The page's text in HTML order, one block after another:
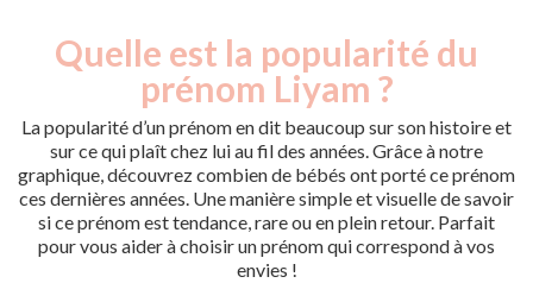
Quelle est la popularité du
prénom Liyam ?
La popularité d’un prénom en dit beaucoup sur son histoire et
sur ce qui plaît chez lui au fil des années. Grâce à notre
graphique, découvrez combien de bébés ont porté ce prénom
ces dernières années. Une manière simple et visuelle de savoir
si ce prénom est tendance, rare ou en plein retour. Parfait
pour vous aider à choisir un prénom qui correspond à vos
envies !
Année
Nouveaux-
nés
2017
11
2018
10
2019
10
2020
15
2021
14
2022
31